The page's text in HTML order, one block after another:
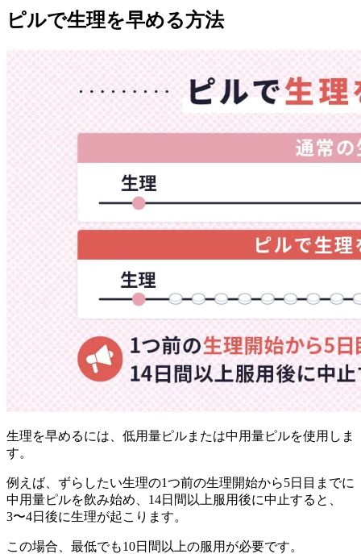
ピルで生理を早める方法
生理を早めるには、 低用量ピルまたは中用量ピルを使用しま
す。
例えば、ずらしたい生理の1つ前の生理開始から5日目までに
中用量ピルを飲み始め、14日間以上服用後に中止すると、
3〜4日後に生理が起こります。
この場合、 最低でも10日間以上の服用が必要です。